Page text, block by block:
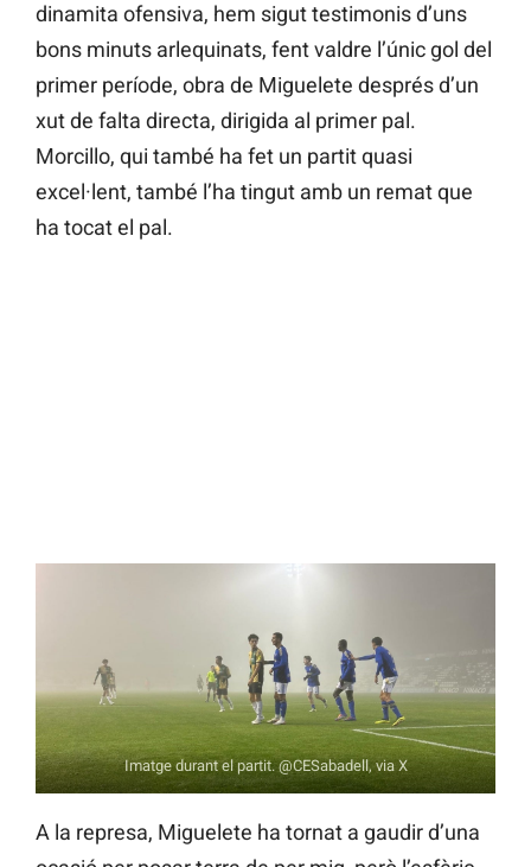
dinamita ofensiva, hem sigut testimonis d’uns
bons minuts arlequinats, fent valdre l’únic gol del
primer període, obra de Miguelete després d’un
xut de falta directa, dirigida al primer pal.
Morcillo, qui també ha fet un partit quasi
excel·lent, també l’ha tingut amb un remat que
ha tocat el pal.
Imatge durant el partit. @CESabadell, via X
A la represa, Miguelete ha tornat a gaudir d’una